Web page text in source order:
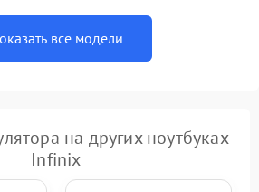
все модели
на других ноутбуках
Infinix